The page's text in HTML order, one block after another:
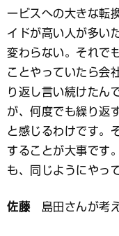
ービスへの大きな転
イドが高い人が多い
変わらない。それで
ことやっていたら会
り返し言い続けたん
が、何度でも繰り返
と感じるわけです。
することが大事です
も、同じようにやっ
佐藤島田さんが考え